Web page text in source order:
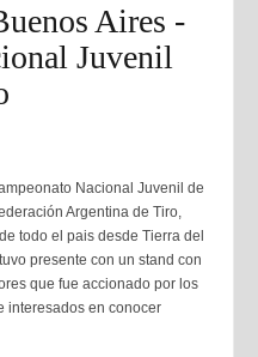
Aires -
Juvenil
Nacional Juvenil de
Argentina de Tiro,
todo el pais desde Tierra del
presente con un stand con
que fue accionado por los
interesados en conocer